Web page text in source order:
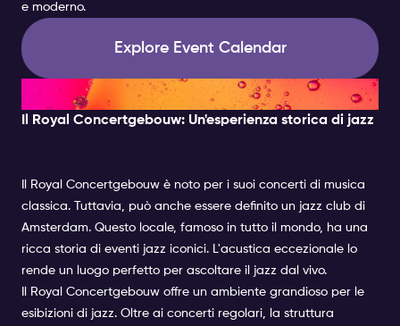
e moderno.
Explore Event Calendar
Un'esperienza storica di jazz
Il Royal Concertgebouw: Un'esperienza storica di jazz
Il Royal Concertgebouw è noto per i suoi concerti di musica
classica. Tuttavia, può anche essere definito un jazz club di
Amsterdam. Questo locale, famoso in tutto il mondo, ha una
ricca storia di eventi jazz iconici. L'acustica eccezionale lo
rende un luogo perfetto per ascoltare il jazz dal vivo.
Il Royal Concertgebouw offre un ambiente grandioso per le
esibizioni di jazz. Oltre ai concerti regolari, la struttura